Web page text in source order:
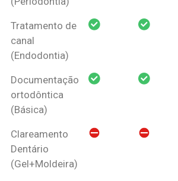
Tratamento de
canal
(Endodontia)
Documentação
ortodôntica
(Básica)
Clareamento
Dentário
(Gel+Moldeira)